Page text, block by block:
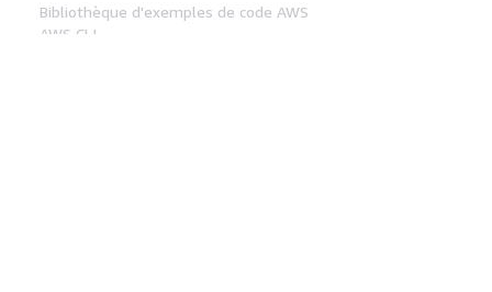
Bibliothèque d'exemples de code AWS
AWS CLI